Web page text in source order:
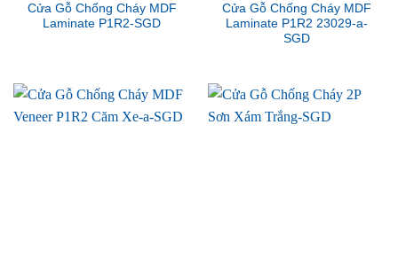
Cửa Gỗ Chống Cháy MDF
Laminate P1R2-SGD
Cửa Gỗ Chống Cháy MDF
Laminate P1R2 23029-a-
SGD